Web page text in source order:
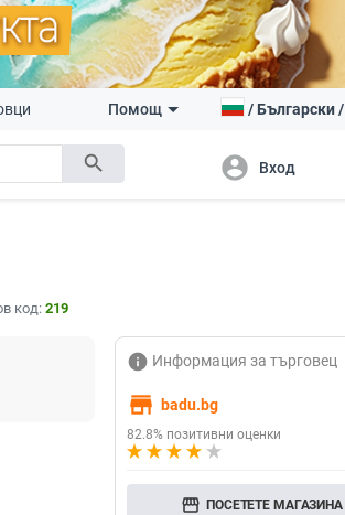
search
Помощ /Български/
account_circle Вход
код: 219
info Информация за търговец
store badu.bg
82.8% позитивни оценки
storefront ПОСЕТЕТЕ МАГАЗИНА